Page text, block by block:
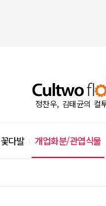
정찬우, 김태균의 컬
꽃다발 개업화분/관엽식물